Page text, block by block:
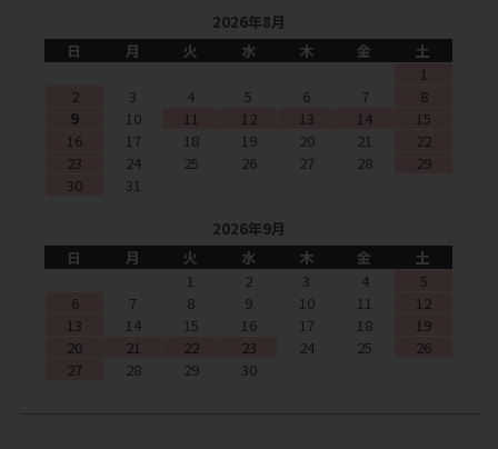
2026年8月
日
月 火 水 木 金
土
1
2
3 4 5 6 7
8
9
10 11 12 13 14
15
16
17 18 19 20 21
22
23
24 25 26 27 28
29
30
31
2026年9月
日
月 火 水 木 金
土
1
2 3 4
5
6
7 8 9 10 11
12
13
14 15 16 17 18
19
20
21 22 23 24 25
26
27
28 29 30